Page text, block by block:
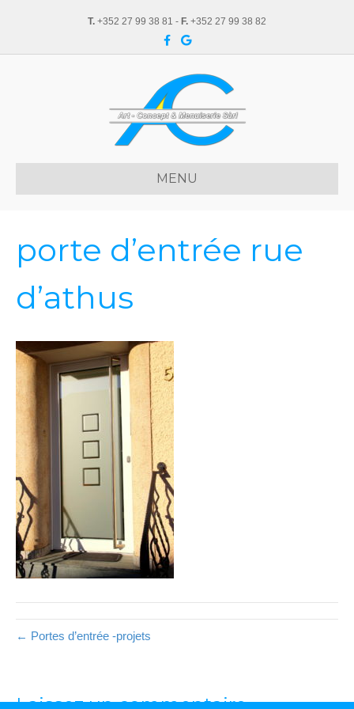
T. +352 27 99 38 81 - F. +352 27 99 38 82
c
o
o
k
G
o
l
e
MENU
porte d’entrée rue
d’athus
← Portes d’entrée -projets